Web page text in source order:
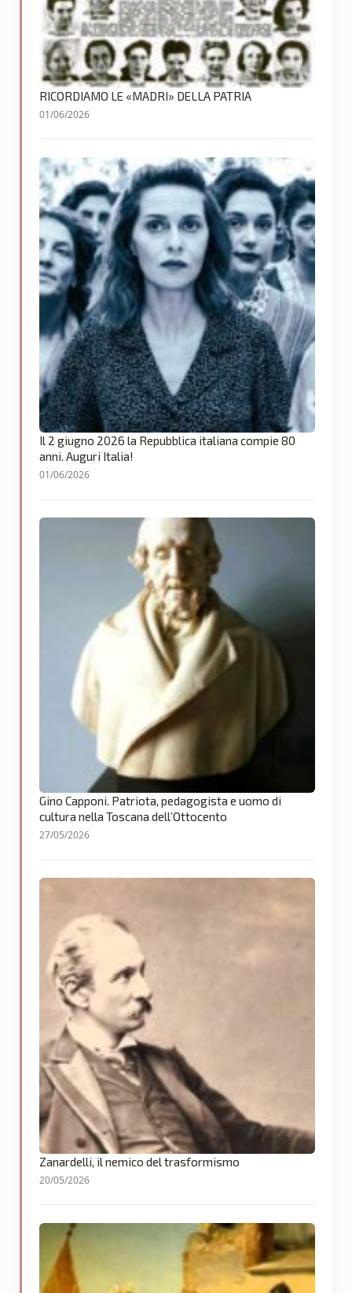
RICORDIAMO LE «MADRI» DELLA PATRIA
01/06/2026
Il 2 giugno 2026 la Repubblica italiana compie 80
anni. Auguri Italia!
01/06/2026
Gino Capponi. Patriota, pedagogista e uomo di
cultura nella Toscana dell’Ottocento
27/05/2026
Zanardelli, il nemico del trasformismo
20/05/2026